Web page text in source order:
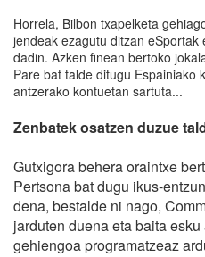
Horrela, Bilbon txapelketa
jendeak ezagutu ditzan
dadin. Azken finean bertoko
Pare bat talde ditugu Espainiako
antzerako kontuetan sartuta...
Zenbatek osatzen duzue
Gutxigora behera oraintxe
Pertsona bat dugu ikus-
dena, bestalde ni nago,
jarduten duena eta baita
gehiengoa programatzeaz